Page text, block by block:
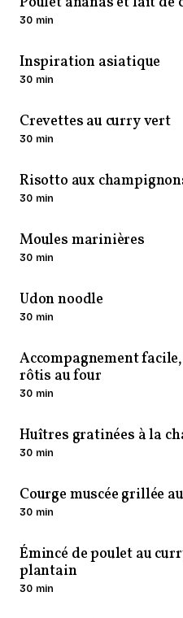
30 min
Inspiration asiatique
30 min
Crevettes au curry vert
30 min
Risotto aux
30 min
Moules marinières
30 min
Udon noodle
30 min
Accompagnement
rôtis au four
30 min
Huîtres gratinées à la
30 min
Courge muscée grillée
30 min
Émincé de poulet au
plantain
30 min